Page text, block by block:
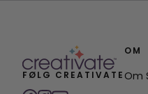
FØLG CREATIVATE
OM
Om